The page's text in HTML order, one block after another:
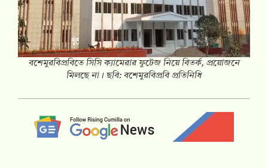
বশেমুরবিপ্রবিতে সিসি ক্যামেরার ফুটেজ নিয়ে বিতর্ক, প্রয়োজনে
মিলছে না। ছবি: বশেমুরবিপ্রবি প্রতিনিধি